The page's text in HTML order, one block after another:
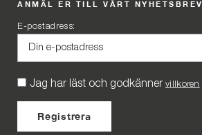
ANMÄL ER TILL VÅRT NYHETSBREV
E-postadress:
Jag har läst och godkänner villkoren